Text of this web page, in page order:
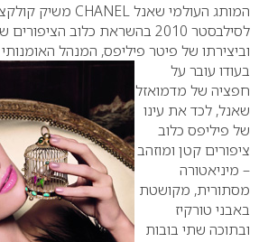
המותג העולמי שאנלCHANEL משיק
לסילבסטר 2010 בהשראת כלוב
וביצירתו של פיטר פיליפס, המנהל
בעודו עובר על
חפציה של מדמואזל
שאנל, לכד את עינו
של פיליפס כלוב
ציפורים קטן ומוזהב
– מיניאטורה
מסתורית, מקושטת
באבני טורקיז
ובתוכה שתי בובות